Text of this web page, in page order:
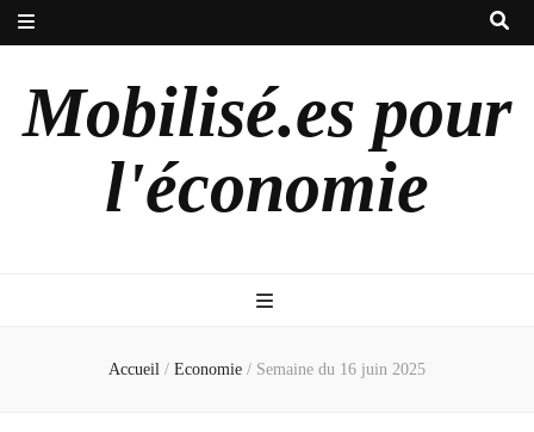
Mobilisé.es pour
l'économie
Accueil / Economie / Semaine du 16 juin 2025